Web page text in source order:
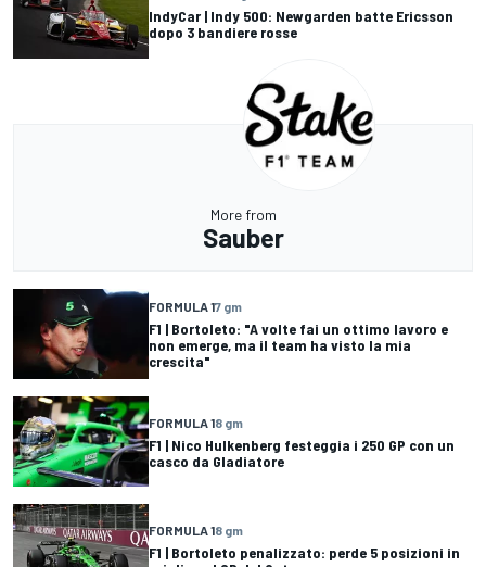
IndyCar | Indy 500: Newgarden batte Ericsson
dopo 3 bandiere rosse
More from
Sauber
FORMULA 17 gm
F1 | Bortoleto: "A volte fai un ottimo lavoro e
non emerge, ma il team ha visto la mia
crescita"
FORMULA 18 gm
F1 | Nico Hulkenberg festeggia i 250 GP con un
casco da Gladiatore
FORMULA 18 gm
F1 | Bortoleto penalizzato: perde 5 posizioni in